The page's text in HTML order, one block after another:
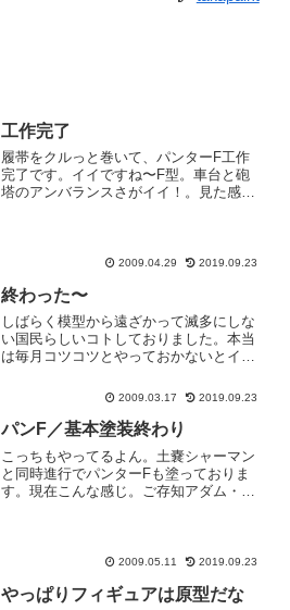
工作完了
履帯をクルっと巻いて、パンターF工作
完了です。イイですね〜F型。車台と砲
塔のアンバランスさがイイ！。見た感じ
タに追加で増彫りなどしない...
2009.04.29 2019.09.23
終わった〜
しばらく模型から遠ざかって滅多にしな
い国民らしいコトしておりました。本当
は毎月コツコツとやっておかないとイケ
大イベントになってしまっている確定申
夜した〜終わった〜良かっ...
2009.03.17 2019.09.23
パンF／基本塗装終わり
こっちもやってるよん。土嚢シャーマン
と同時進行でパンターFも塗っておりま
す。現在こんな感じ。ご存知アダム・ワ
す。エッジの直線がちょっと...
2009.05.11 2019.09.23
やっぱりフィギュアは原型だな